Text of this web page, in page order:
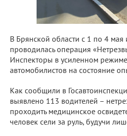
В Брянской области с 1 по 4 мая
проводилась операция
Инспекторы в усиленном
автомобилистов на состояние
Как сообщили в
выявлено 113 водителей –
проходить медицинское
человек сели за руль, будучи